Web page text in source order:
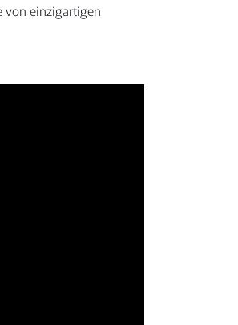
von einzigartigen